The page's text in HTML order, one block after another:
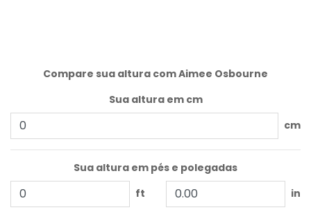
Compare sua altura com Aimee Osbourne
Sua altura em cm
cm
Sua altura em pés e polegadas
ft
in